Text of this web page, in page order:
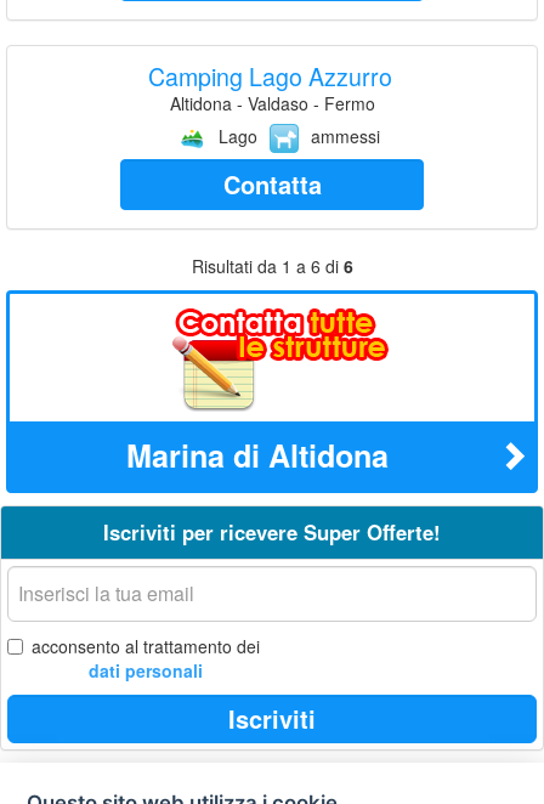
Camping Lago Azzurro
Altidona - Valdaso - Fermo
Lago
ammessi
Contatta
Risultati da 1 a 6 di 6
Marina di Altidona
Iscriviti per ricevere Super Offerte!
La
tua
email
acconsento al trattamento dei
dati personali
Iscriviti